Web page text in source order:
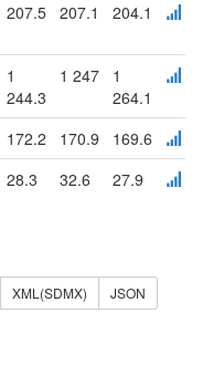
207.5 207.1 204.1
1
244.3
1 247
1
264.1
172.2 170.9
169.6
28.3 32.6 27.9
XML(SDMX) JSON